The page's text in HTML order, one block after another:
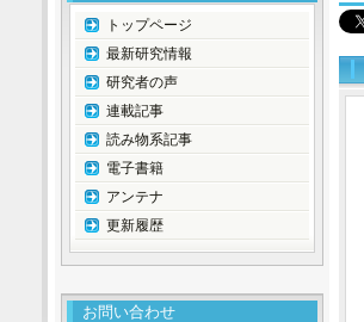
トップページ
最新研究情報
研究者の声
連載記事
読み物系記事
電子書籍
アンテナ
更新履歴
お問い合わせ